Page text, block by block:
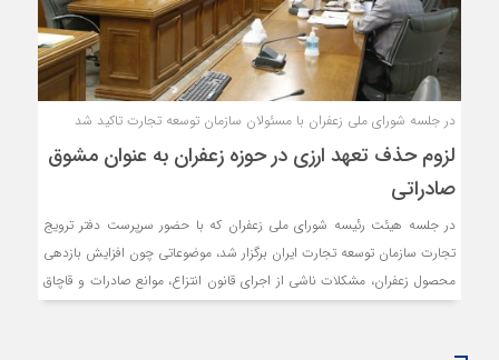
در جلسه شورای ملی زعفران با مسئولان سازمان توسعه تجارت تاکید شد
لزوم حذف تعهد ارزی در حوزه زعفران به عنوان مشوق
صادراتی
در جلسه هیئت رئیسه شورای ملی زعفران که با حضور سرپرست دفتر ترویج
تجارت سازمان توسعه تجارت ایران برگزار شد، موضوعاتی چون افزایش بازدهی
محصول زعفران، مشکلات ناشی از اجرای قانون انتزاع، موانع صادرات و قاچاق